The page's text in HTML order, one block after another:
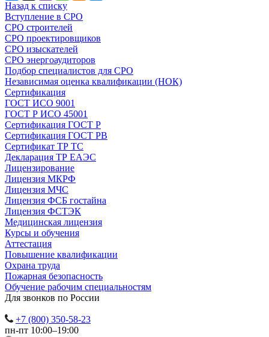
Назад к списку
Вступление в СРО
СРО строителей
СРО проектировщиков
СРО изыскателей
СРО энергоаудиторов
Подбор специалистов для СРО
Независимая оценка квалификации (НОК)
Сертификация
ГОСТ ИСО 9001
ГОСТ Р ИСО 45001
Сертификация ГОСТ Р
Сертификация ГОСТ РВ
Сертификат ТР ТС
Декларация ТР ЕАЭС
Лицензирование
Лицензия МКРФ
Лицензия МЧС
Лицензия ФСБ гостайна
Лицензия ФСТЭК
Медицинская лицензия
Курсы и обучения
Аттестация
Повышение квалификации
Охрана труда
Пожарная безопасность
Обучение рабочим специальностям
Для звонков по России
+7 (800) 350-58-23
пн-пт 10:00–19:00